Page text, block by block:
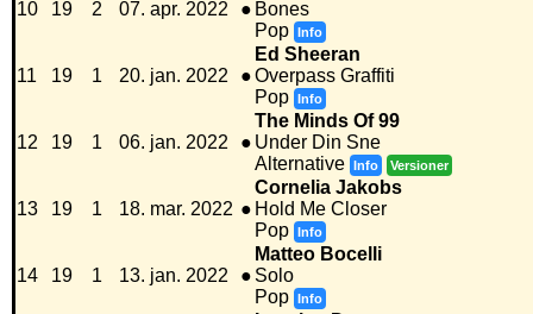
10 19 2 07. apr. 2022 ● Bones
Pop Info
11 19 1 20. jan. 2022 ●
Ed Sheeran
Overpass Graffiti
Pop Info
12 19 1 06. jan. 2022 ●
The Minds Of 99
Under Din Sne
Alternative Info Versioner
13 19 1 18. mar. 2022 ●
Cornelia Jakobs
Hold Me Closer
Pop Info
14 19 1 13. jan. 2022 ●
Matteo Bocelli
Solo
Pop Info